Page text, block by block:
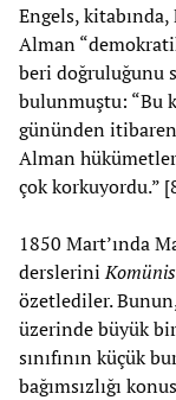
Engels,
Alman
beri doğruluğunu
bulunmuştu: “Bu
gününden
Alman
çok korkuyordu.”
1850 Mart’ında
derslerini
özetlediler.
üzerinde büyük
sınıfının küçük
bağımsızlığı